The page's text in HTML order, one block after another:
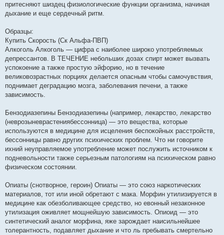
притесняют шиздец физиологические функции организма, начиная
дыхание и еще сердечный ритм.
Образцы:
Купить Скорость (Ск Альфа-ПВП)
Алкоголь Алкоголь — цифра с наиболее широко употребляемых
депрессантов. В ТЕЧЕНИЕ небольших дозах спирт может вызвать
успокоение а также простую эйфорию, но в течение
великовозрастных порциях делается опасным чтобы самочувствия,
поднимает деградацию мозга, заболевания печени, а также
зависимость.
Бензодиазепины Бензодиазепины (например, лекарство, лекарство
(неврозыневрастениябессонница) — это вещества, которые
используются в медицине для исцеления беспокойных расстройств,
бессонницы равно других психических проблем. Что ни говорите
ихний неуправляемое употребление может послужить источником к
подневольности также серьезным патологиям на психическом равно
физическом состоянии.
Опиаты (снотворное, героин) Опиаты — это союз наркотических
материалов, тот или иной обретают с мака. Морфин утилизируется в
медицине как обезболивающее средство, но евонный незаконное
утилизация оживляет мощнейшую зависимость. Опиоид — это
синтетический аналог морфина, яже зарождает наисильнейшее
толерантность, подавляет дыхание и что ль пребывать смертельно